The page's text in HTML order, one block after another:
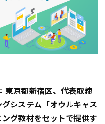
東京都新宿区、代表取締
システム「オウルキャス
グ教材をセットで提供す